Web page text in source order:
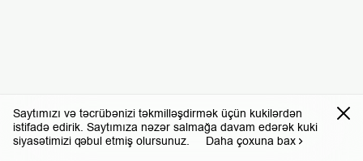
Saytımızı və təcrübənizi təkmilləşdirmək üçün kukilərdən
istifadə edirik. Saytımıza nəzər salmağa davam edərək kuki
siyasətimizi qəbul etmiş olursunuz.
Daha çoxuna bax